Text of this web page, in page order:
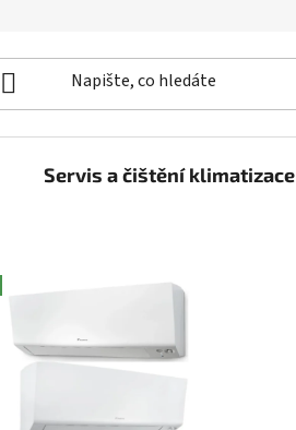
Servis a čištění klimatizace